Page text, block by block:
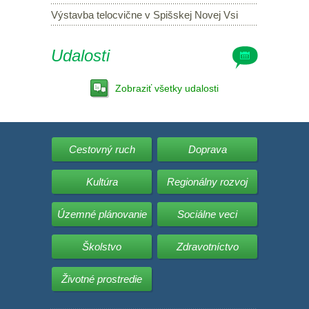
Výstavba telocvične v Spišskej Novej Vsi
Udalosti
Zobraziť všetky udalosti
Cestovný ruch Doprava
Kultúra Regionálny rozvoj
Územné plánovanie Sociálne veci
Školstvo Zdravotníctvo
Životné prostredie